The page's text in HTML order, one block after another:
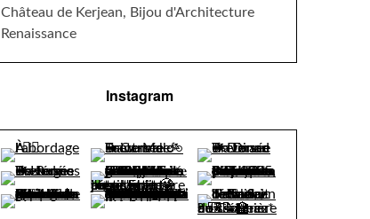
Château de Kerjean, Bijou d'Architecture
Renaissance
Instagram